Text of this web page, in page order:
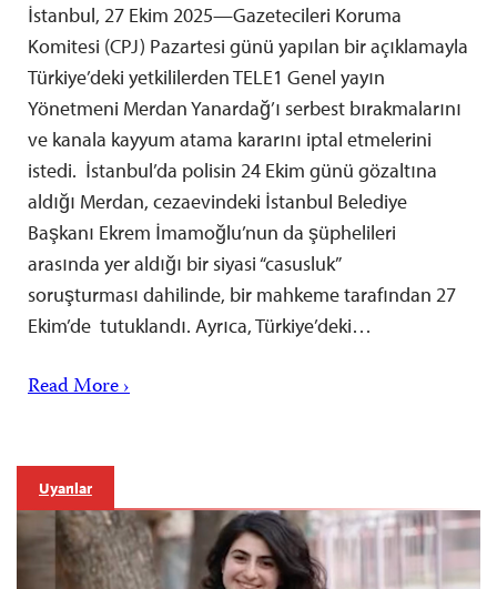
İstanbul, 27 Ekim 2025—Gazetecileri Koruma
Komitesi (CPJ) Pazartesi günü yapılan bir açıklamayla
Türkiye’deki yetkililerden TELE1 Genel yayın
Yönetmeni Merdan Yanardağ’ı serbest bırakmalarını
ve kanala kayyum atama kararını iptal etmelerini
istedi. İstanbul’da polisin 24 Ekim günü gözaltına
aldığı Merdan, cezaevindeki İstanbul Belediye
Başkanı Ekrem İmamoğlu’nun da şüphelileri
arasında yer aldığı bir siyasi “casusluk”
soruşturması dahilinde, bir mahkeme tarafından 27
Ekim’de tutuklandı. Ayrıca, Türkiye’deki…
Read More ›
Uyarılar